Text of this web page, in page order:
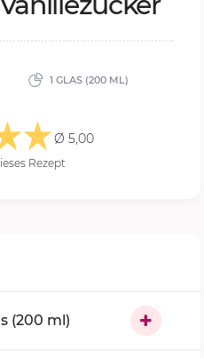
1 GLAS (200 ML)
Ø 5,00
Rezept
(200 ml)